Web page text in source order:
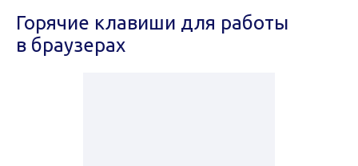
Горячие клавиши для работы
в браузерах